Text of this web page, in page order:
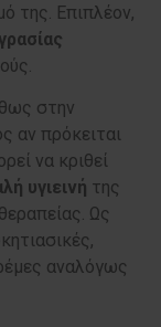
της. Επιπλέον,
στην
αν πρόκειται
να κριθεί
υγιεινή της
Ως
αναλόγως